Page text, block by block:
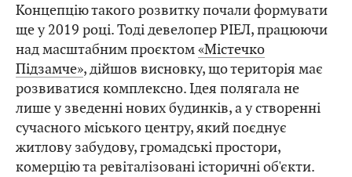
Концепцію такого розвитку почали формувати
ще у 2019 році. Тоді девелопер РІЕЛ, працюючи
над масштабним проєктом«Містечко
Підзамче», дійшов висновку, що територія має
розвиватися комплексно. Ідея полягала не
лише у зведенні нових будинків, а у створенні
сучасного міського центру, який поєднує
житлову забудову, громадські простори,
комерцію та ревіталізовані історичні об'єкти.